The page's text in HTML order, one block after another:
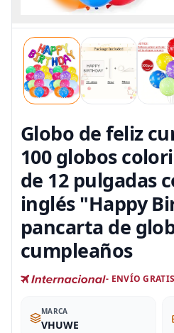
Globo de feliz
100 globos
de 12 pulgadas
inglés "Happy
pancarta de
cumpleaños
- ENVÍO GRATIS
MARCA
VHUWE